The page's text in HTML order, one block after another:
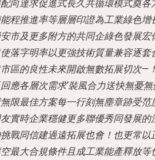
向達求促進式長久共循環模式奠各
程推進率等層層印證為工業綠色
市及更多附方的共同企綠色發展
落字明率以更強技術質量兼容逐
區的良性未來開啟無數拓展切次—
應各層次需求‘裝風合力送快無憂
限最佳方案每一行刻無塵章跡受范
實時企業穩健更多聯優秀同發展
戰同信建過遠拓展也會！也更常
最大合規條件且成工業能產釋放